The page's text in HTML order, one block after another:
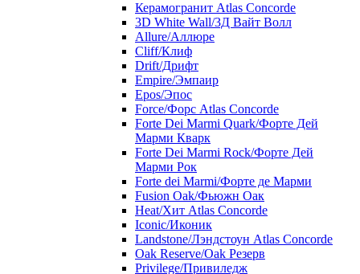
Керамогранит Atlas Concorde
3D White Wall/3Д Вайт Волл
Allure/Аллюрe
Cliff/Клиф
Drift/Дрифт
Empire/Эмпаир
Epos/Эпос
Force/Фoрс Atlas Concorde
Forte Dei Marmi Quark/Форте Дей
Марми Кварк
Forte Dei Marmi Rock/Форте Дей
Марми Рок
Forte dei Marmi/Форте де Марми
Fusion Oak/Фьюжн Оак
Heat/Xит Atlas Concorde
Iconic/Иконик
Landstone/Лэндстоун Atlas Concorde
Oak Reserve/Оak Резepв
Privilege/Привиледж